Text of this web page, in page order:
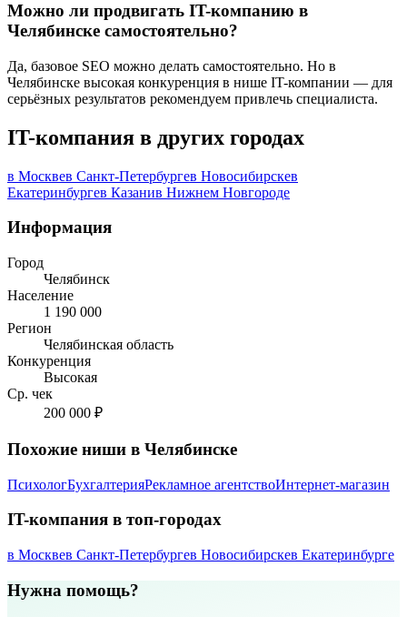
Можно ли продвигать IT-компанию в
Челябинске самостоятельно?
Да, базовое SEO можно делать самостоятельно. Но в
Челябинске высокая конкуренция в нише IT-компании — для
серьёзных результатов рекомендуем привлечь специалиста.
IT-компания в других городах
в Москвев Санкт-Петербургев Новосибирскев
Екатеринбургев Казанив Нижнем Новгороде
Информация
Город
Челябинск
Население
1 190 000
Регион
Челябинская область
Конкуренция
Высокая
Ср. чек
200 000 ₽
Похожие ниши в Челябинске
ПсихологБухгалтерияРекламное агентствоИнтернет-магазин
IT-компания в топ-городах
в Москвев Санкт-Петербургев Новосибирскев Екатеринбурге
Нужна помощь?